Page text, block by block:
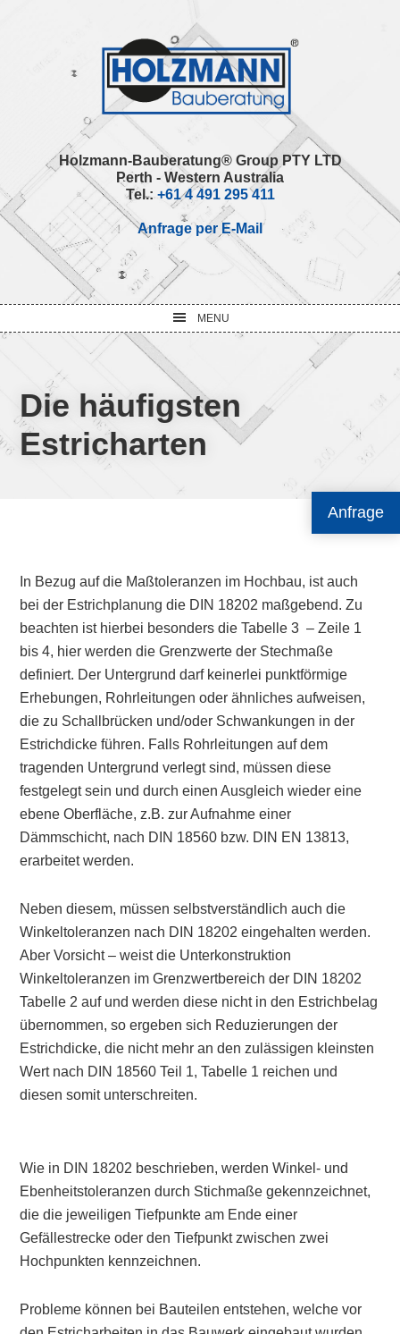
Anfrage
Holzmann-Bauberatung® Group PTY LTD
Perth - Western Australia
Tel.: +61 4 491 295 411
Anfrage per E-Mail
MENU
Die häufigsten
Estricharten
In Bezug auf die Maßtoleranzen im Hochbau, ist auch
bei der Estrichplanung die DIN 18202 maßgebend. Zu
beachten ist hierbei besonders die Tabelle 3 – Zeile 1
bis 4, hier werden die Grenzwerte der Stechmaße
definiert. Der Untergrund darf keinerlei punktförmige
Erhebungen, Rohrleitungen oder ähnliches aufweisen,
die zu Schallbrücken und/oder Schwankungen in der
Estrichdicke führen. Falls Rohrleitungen auf dem
tragenden Untergrund verlegt sind, müssen diese
festgelegt sein und durch einen Ausgleich wieder eine
ebene Oberfläche, z.B. zur Aufnahme einer
Dämmschicht, nach DIN 18560 bzw. DIN EN 13813,
erarbeitet werden.
Neben diesem, müssen selbstverständlich auch die
Winkeltoleranzen nach DIN 18202 eingehalten werden.
Aber Vorsicht – weist die Unterkonstruktion
Winkeltoleranzen im Grenzwertbereich der DIN 18202
Tabelle 2 auf und werden diese nicht in den Estrichbelag
übernommen, so ergeben sich Reduzierungen der
Estrichdicke, die nicht mehr an den zulässigen kleinsten
Wert nach DIN 18560 Teil 1, Tabelle 1 reichen und
diesen somit unterschreiten.
Wie in DIN 18202 beschrieben, werden Winkel- und
Ebenheitstoleranzen durch Stichmaße gekennzeichnet,
die die jeweiligen Tiefpunkte am Ende einer
Gefällestrecke oder den Tiefpunkt zwischen zwei
Hochpunkten kennzeichnen.
Probleme können bei Bauteilen entstehen, welche vor